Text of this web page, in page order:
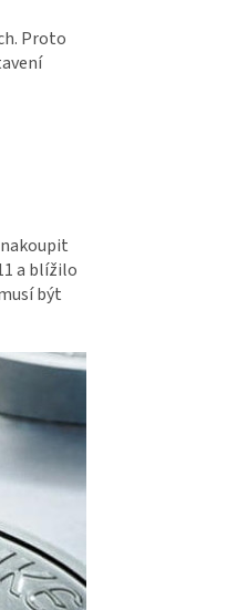
Proto
a blížilo
být